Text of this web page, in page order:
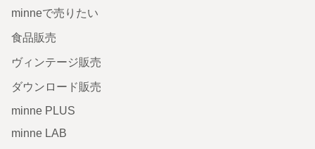
minneで売りたい
食品販売
ヴィンテージ販売
ダウンロード販売
minne PLUS
minne LAB